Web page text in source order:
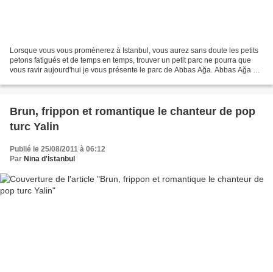
Lorsque vous vous promènerez à Istanbul, vous aurez sans doute les petits
petons fatigués et de temps en temps, trouver un petit parc ne pourra que
vous ravir aujourd'hui je vous présente le parc de Abbas Ağa. Abbas Ağa est
Brun, frippon et romantique le chanteur de pop
turc Yalin
Publié le 25/08/2011 à 06:12
Par Nina d'İstanbul